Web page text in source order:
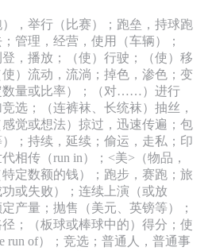
，举行（比赛）；跑垒，持球跑
管理，经营，使用（车辆）；
登，播放；（使）行驶；（使）移
）流动，流淌；掉色，渗色；变
数量或比率）；（对……）进行
选；（连裤袜、长统袜）抽丝，
觉或想法）掠过，迅速传遍；包
；持续，延续；偷运，走私；印
相传（run in）；<美>（物品，
定数额的钱）；跑步，赛跑；旅
或失败）；连续上演（或放
产量；抛售（美元、英镑等）；
；（板球或棒球中的）得分；使
run of）；竞选；普通人，普通事